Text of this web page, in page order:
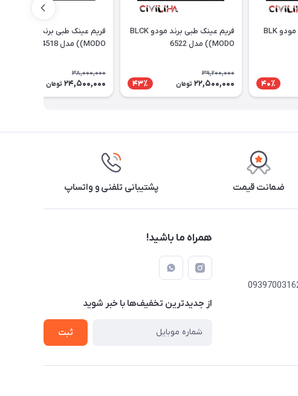
فریم عینک طبی برند مودو BLK
40٪
فریم عینک طبی برند مودو BLCK
(MODO) مدل 6522
39,200,000
22,500,000 تومان 43٪
(MODO) مدل 4518
38,000,000
24,500,000 تومان
ضمانت قیمت پشتیبانی تلفنی و واتساپ
همراه ما باشید!
از جدید‌ترین تخفیف‌ها با‌ خبر شوید
ثبت